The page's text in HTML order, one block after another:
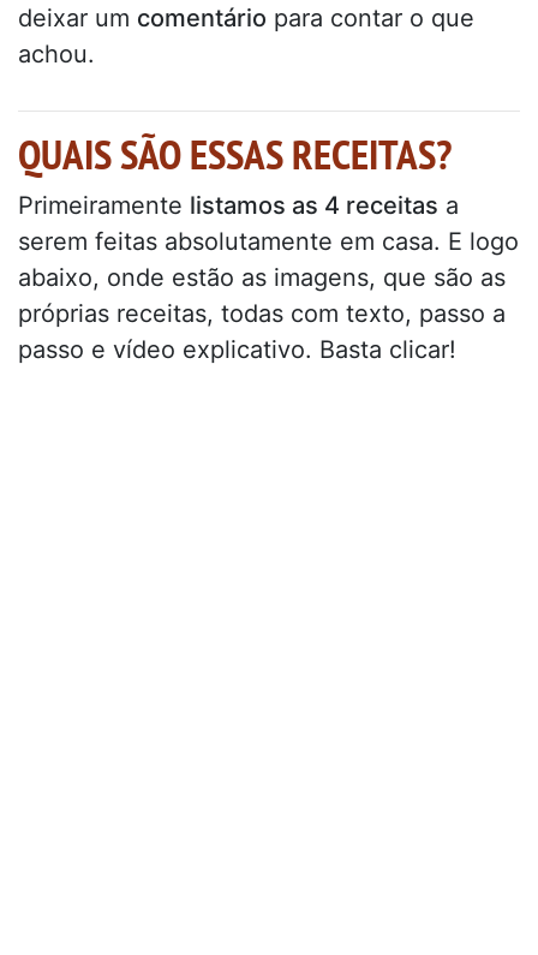
deixar um comentário para contar o que
achou.
QUAIS SÃO ESSAS RECEITAS?
Primeiramente listamos as 4 receitas a
serem feitas absolutamente em casa. E logo
abaixo, onde estão as imagens, que são as
próprias receitas, todas com texto, passo a
passo e vídeo explicativo. Basta clicar!